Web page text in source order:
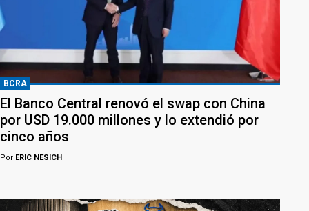
BCRA
El Banco Central renovó el swap con China
por USD 19.000 millones y lo extendió por
cinco años
Por ERIC NESICH